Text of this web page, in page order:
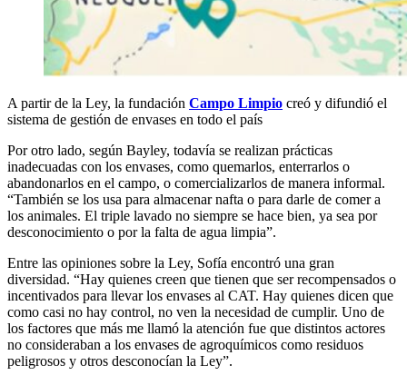
A partir de la Ley, la fundación Campo Limpio creó y difundió el
sistema de gestión de envases en todo el país
Por otro lado, según Bayley, todavía se realizan prácticas
inadecuadas con los envases, como quemarlos, enterrarlos o
abandonarlos en el campo, o comercializarlos de manera informal.
“También se los usa para almacenar nafta o para darle de comer a
los animales. El triple lavado no siempre se hace bien, ya sea por
desconocimiento o por la falta de agua limpia”.
Entre las opiniones sobre la Ley, Sofía encontró una gran
diversidad. “Hay quienes creen que tienen que ser recompensados o
incentivados para llevar los envases al CAT. Hay quienes dicen que
como casi no hay control, no ven la necesidad de cumplir. Uno de
los factores que más me llamó la atención fue que distintos actores
no consideraban a los envases de agroquímicos como residuos
peligrosos y otros desconocían la Ley”.